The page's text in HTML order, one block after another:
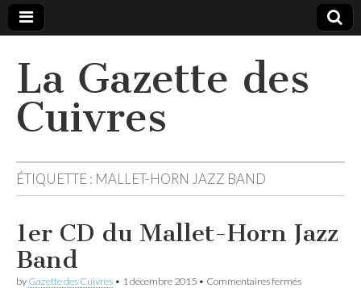
La Gazette des
Cuivres
ÉTIQUETTE : MALLET-HORN JAZZ BAND
1er CD du Mallet-Horn Jazz
Band
by Gazette des Cuivres • 1 décembre 2015 • Commentaires ferméssur